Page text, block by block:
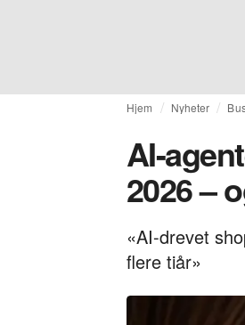
Hjem Nyheter
AI-
2026 –
«AI-drevet
flere tiår»